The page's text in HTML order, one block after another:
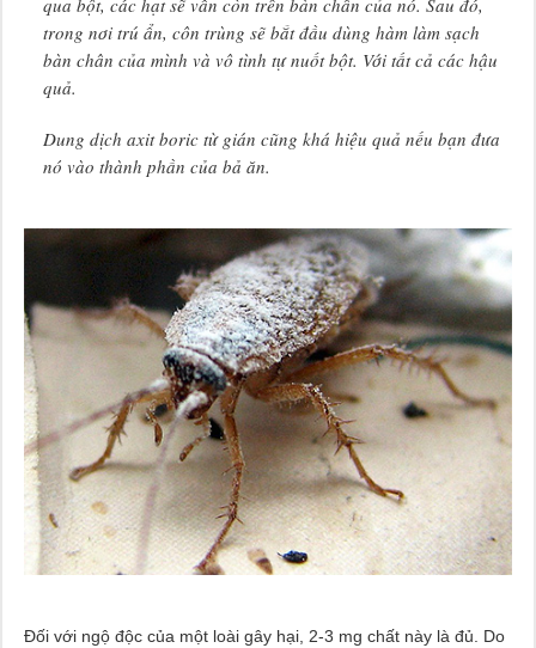
qua bột, các hạt sẽ vẫn còn trên bàn chân của nó. Sau đó,
trong nơi trú ẩn, côn trùng sẽ bắt đầu dùng hàm làm sạch
bàn chân của mình và vô tình tự nuốt bột. Với tất cả các hậu
quả.
Dung dịch axit boric từ gián cũng khá hiệu quả nếu bạn đưa
nó vào thành phần của bả ăn.
Đối với ngộ độc của một loài gây hại, 2-3 mg chất này là đủ. Do